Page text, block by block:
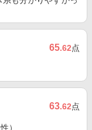
65.62点
63.62点
）